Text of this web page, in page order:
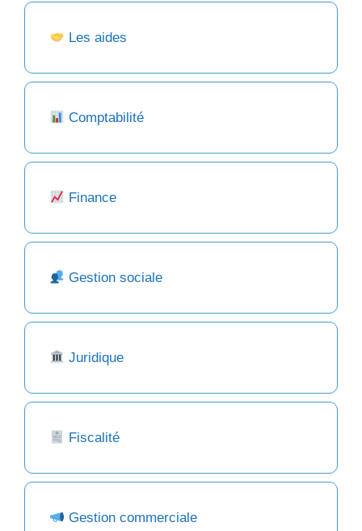
Les aides
Comptabilité
Finance
Gestion sociale
Juridique
Fiscalité
Gestion commerciale